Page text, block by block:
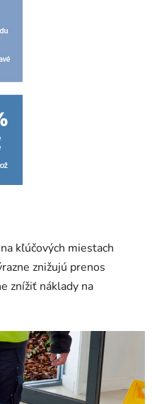
kľúčových miestach
znižujú prenos
znížiť náklady na